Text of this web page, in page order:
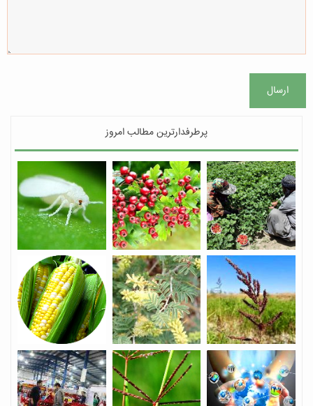
ارسال
پرطرفدارترین مطالب امروز